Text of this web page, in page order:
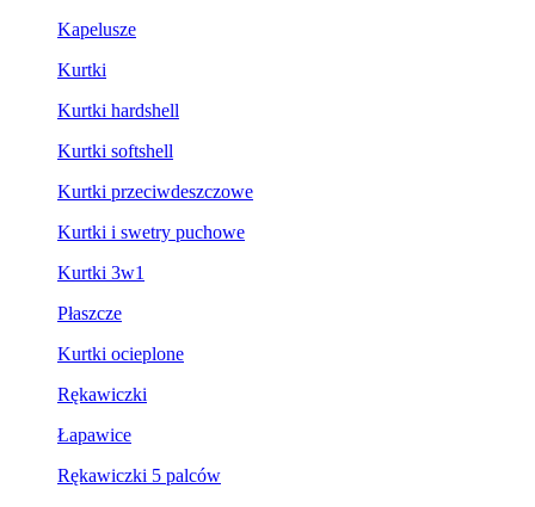
Kapelusze
Kurtki
Kurtki hardshell
Kurtki softshell
Kurtki przeciwdeszczowe
Kurtki i swetry puchowe
Kurtki 3w1
Płaszcze
Kurtki ocieplone
Rękawiczki
Łapawice
Rękawiczki 5 palców